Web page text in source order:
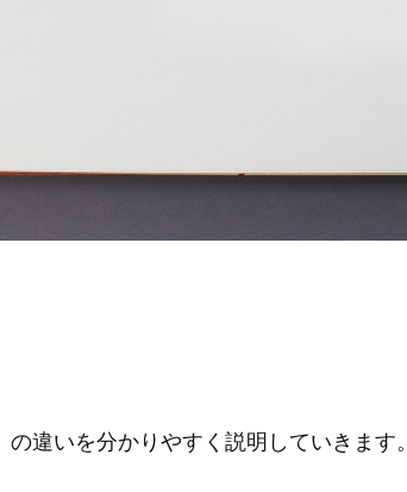
の違いを分かりやすく説明していきます。